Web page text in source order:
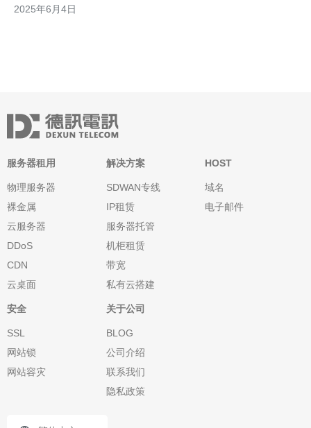
高质量国际专线，其带宽质量优秀、稳定性强，适合高要求的网络
2025年6月4日
服务器租用
物理服务器
裸金属
云服务器
DDoS
CDN
云桌面
解决方案
SDWAN专线
IP租赁
服务器托管
机柜租赁
带宽
私有云搭建
HOST
域名
电子邮件
安全
SSL
网站锁
网站容灾
关于公司
BLOG
公司介绍
联系我们
隐私政策